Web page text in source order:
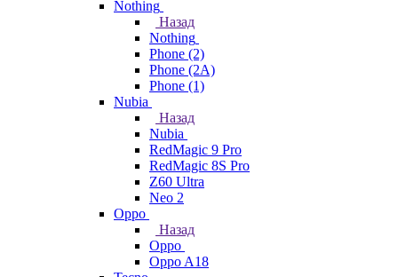
Nothing
Назад
Nothing
Phone (2)
Phone (2A)
Phone (1)
Nubia
Назад
Nubia
RedMagic 9 Pro
RedMagic 8S Pro
Z60 Ultra
Neo 2
Oppo
Назад
Oppo
Oppo A18